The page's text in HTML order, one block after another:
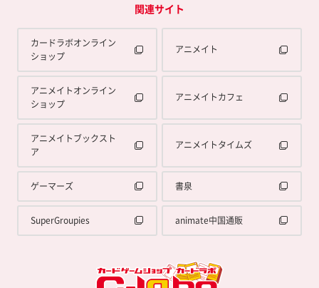
関連サイト
カードラボオンライン
ショップ
アニメイト
アニメイトオンライン
ショップ
アニメイトカフェ
アニメイトブックスト
ア
アニメイトタイムズ
ゲーマーズ 書泉
SuperGroupies animate中国通販